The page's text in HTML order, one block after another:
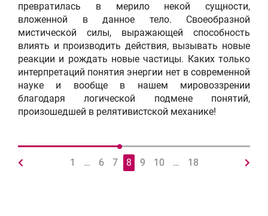
превратилась в мерило некой сущности,
вложенной в данное тело. Своеобразной
мистической силы, выражающей способность
влиять и производить действия, вызывать новые
реакции и рождать новые частицы. Каких только
интерпретаций понятия энергии нет в современной
науке и вообще в нашем мировоззрении
благодаря логической подмене понятий,
произошедшей в релятивистской механике!
4.9. Что такое масса покоя или
как возникают «тяжелые»
1 … 6 7 8 9 10 … 18